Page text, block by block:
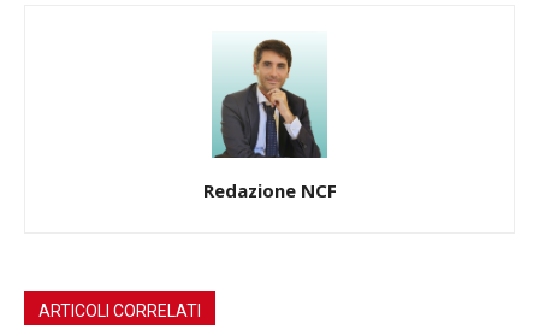
Redazione NCF
ARTICOLI CORRELATI